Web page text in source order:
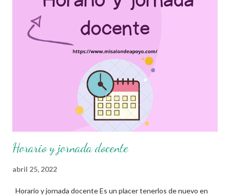
Horario y jornada docente
abril 25, 2022
Horario y jornada docente Es un placer tenerlos de nuevo en